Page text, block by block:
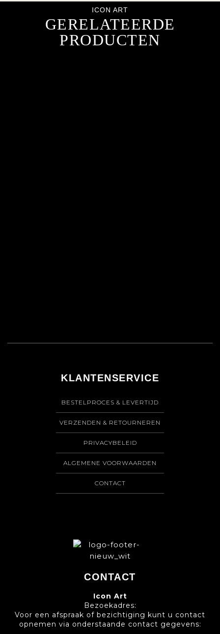
ICON ART
GERELATEERDE
PRODUCTEN
KLANTENSERVICE
BESTELPROCES & LEVERTIJD
VERZENDEN & RETOURNEREN
PRIVACYBELEID
ALGEMENE VOORWAARDEN
CONTACT
CONTACT
Icon Art
Bezoekadres:
Voor een afspraak of bezichtiging kunt u contact
opnemen via onderstaande contact gegevens: